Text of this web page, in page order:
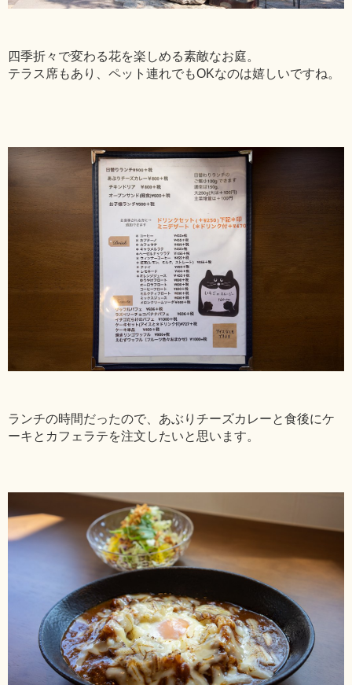
四季折々で変わる花を楽しめる素敵なお庭。
テラス席もあり、ペット連れでもOKなのは嬉しいですね。
ランチの時間だったので、あぶりチーズカレーと食後にケ
ーキとカフェラテを注文したいと思います。